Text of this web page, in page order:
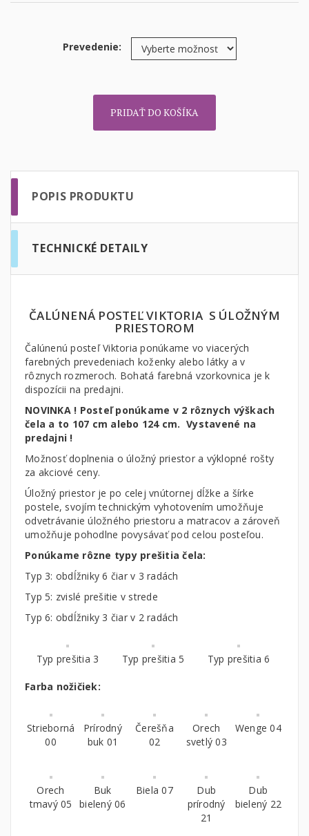
Prevedenie:
PRIDAŤ DO KOŠÍKA
POPIS PRODUKTU
TECHNICKÉ DETAILY
ČALÚNENÁ POSTEĽ VIKTORIA S ÚLOŽNÝM
PRIESTOROM
Čalúnenú posteľ Viktoria ponúkame vo viacerých
farebných prevedeniach koženky alebo látky a v
rôznych rozmeroch. Bohatá farebná vzorkovnica je k
dispozícii na predajni.
NOVINKA ! Posteľ ponúkame v 2 rôznych výškach
čela a to 107 cm alebo 124 cm. Vystavené na
predajni !
Možnosť doplnenia o úložný priestor a výklopné rošty
za akciové ceny.
Úložný priestor je po celej vnútornej dĺžke a šírke
postele, svojím technickým vyhotovením umožňuje
odvetrávanie úložného priestoru a matracov a zároveň
umožňuje pohodlne povysávať pod celou posteľou.
Ponúkame rôzne typy prešitia čela:
Typ 3: obdĺžniky 6 čiar v 3 radách
Typ 5: zvislé prešitie v strede
Typ 6: obdĺžniky 3 čiar v 2 radách
Typ prešitia 3 Typ prešitia 5 Typ prešitia 6
Farba nožičiek:
Strieborná
00
Prírodný
buk 01
Čerešňa
02
Orech
svetlý 03
Wenge 04
Orech
tmavý 05
Buk
bielený 06
Biela 07
Dub
prírodný
21
Dub
bielený 22